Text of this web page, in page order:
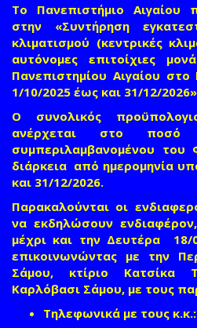
Το Πανεπιστήμιο Αιγαίου
στην «Συντήρηση
κλιματισμού (κεντρικές
αυτόνομες επιτοίχιες
Πανεπιστημίου Αιγαίου
1/10/2025 έως και 31/12/2026
Ο συνολικός
ανέρχεται στο
συμπεριλαμβανομένου
διάρκεια από ημερομηνία
και 31/12/2026.
Παρακαλούνται οι
να εκδηλώσουν
μέχρι και την Δευτέρα 18/
επικοινωνώντας με την
Σάμου, κτίριο Κατσίκα
Καρλόβασι Σάμου, με τους
Τηλεφωνικά με τους κ.κ.: